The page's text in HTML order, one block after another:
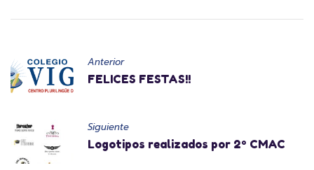
Anterior
FELICES FESTAS!!
Siguiente
Logotipos realizados por 2º CMAC